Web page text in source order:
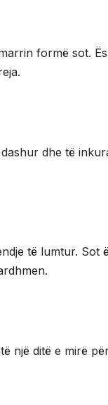
formë sot.
dhe të
të lumtur. Sot
një ditë e mirë